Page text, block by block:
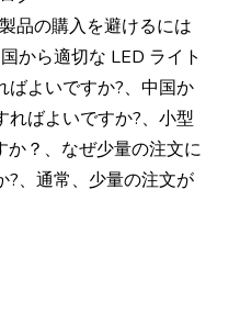
品の購入を避けるには
から適切な LED ライト
ばよいですか?、 中国か
ればよいですか?、 小型
か？ 、 なぜ少量の注文に
?、 通常、少量の注文が